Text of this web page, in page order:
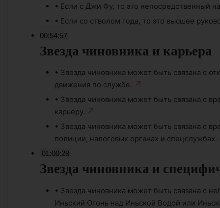
• Если с Джи Фу, то это непосредственный
• Если со стволом года, то это высшее
00:54:57
Звезда чиновника и карьера
• Звезда чиновника может быть связана с
движения по службе.
• Звезда чиновника может быть связана с
карьеру.
• Звезда чиновника может быть связана с
полиции, налоговых органах и спецслужбах.
01:00:28
Звезда чиновника и
• Звезда чиновника может быть связана с
Иньский Огонь над Иньской Водой или